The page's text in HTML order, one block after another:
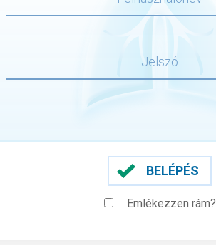
BELÉPÉS
Emlékezzen rám?